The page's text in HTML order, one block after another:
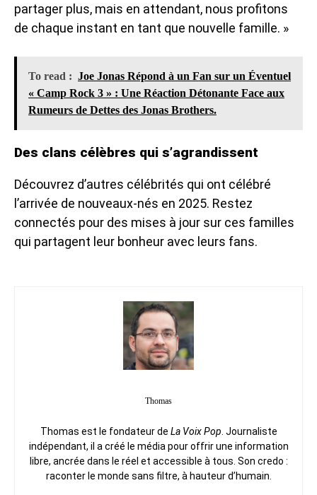
partager plus, mais en attendant, nous profitons
de chaque instant en tant que nouvelle famille. »
To read : Joe Jonas Répond à un Fan sur un Éventuel
« Camp Rock 3 » : Une Réaction Détonante Face aux
Rumeurs de Dettes des Jonas Brothers.
Des clans célèbres qui s’agrandissent
Découvrez d’autres célébrités qui ont célébré
l’arrivée de nouveaux-nés en 2025. Restez
connectés pour des mises à jour sur ces familles
qui partagent leur bonheur avec leurs fans.
Thomas
Thomas est le fondateur de La Voix Pop . Journaliste
indépendant, il a créé le média pour offrir une information
libre, ancrée dans le réel et accessible à tous. Son credo :
raconter le monde sans filtre, à hauteur d’humain.